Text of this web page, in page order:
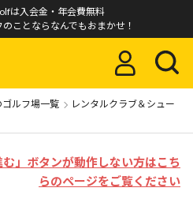
は入会金・年会費無料
ことならなんでもおまかせ！
ルフ場一覧
レンタルクラブ＆シュー
」ボタンが動作しない方はこち
らのページをご覧ください